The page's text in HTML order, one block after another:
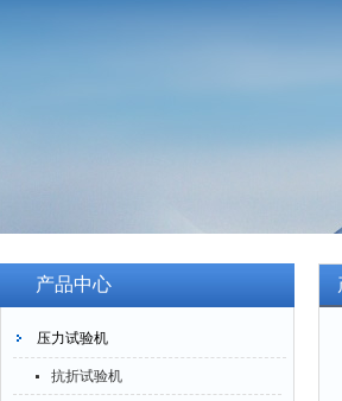
产品中心
压力试验机
抗折试验机